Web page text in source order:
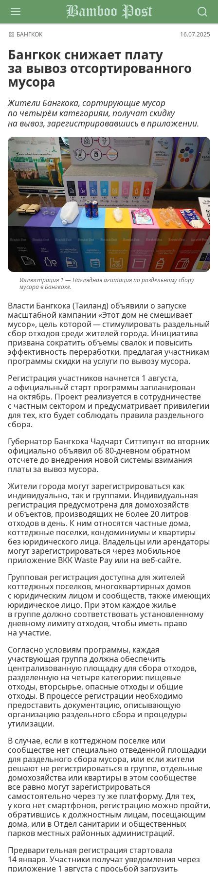
Bamboo Post
БАНГКОК 16.07.2025
Бангкок снижает плату
за вывоз отсортированного
мусора
Жители Бангкока, сортирующие мусор
по четырём категориям, получат скидку
на вывоз, зарегистрировавшись в приложении.
Наглядная агитация по раздельному сбору
мусора в Бангкоке.
Власти Бангкока (Таиланд) объявили о запуске
масштабной кампании «Этот дом не смешивает
мусор», цель которой — стимулировать раздельный
сбор отходов среди жителей города. Инициатива
призвана сократить объемы свалок и повысить
эффективность переработки, предлагая участникам
программы скидки на услуги по вывозу мусора.
Регистрация участников начнется 1 августа,
а официальный старт программы запланирован
на октябрь. Проект реализуется в сотрудничестве
с частным сектором и предусматривает привилегии
для тех, кто будет соблюдать правила раздельного
сбора.
Губернатор Бангкока Чадчарт Ситтипунт во вторник
официально объявил об 80-дневном обратном
отсчете до внедрения новой системы взимания
платы за вывоз мусора.
Жители города могут зарегистрироваться как
индивидуально, так и группами. Индивидуальная
регистрация предусмотрена для домохозяйств
и объектов, производящих не более 20 литров
отходов в день. К ним относятся частные дома,
коттеджные поселки, кондоминиумы и квартиры
без юридического лица. Владельцы или арендаторы
могут зарегистрироваться через мобильное
приложение BKK Waste Pay или на веб-сайте.
Групповая регистрация доступна для жителей
коттеджных поселков, многоквартирных домов
с юридическим лицом и сообществ, также имеющих
юридическое лицо. При этом каждое жилье
в группе должно соответствовать установленному
дневному лимиту отходов, чтобы иметь право
на участие.
Согласно условиям программы, каждая
участвующая группа должна обеспечить
централизованную площадку для сбора отходов,
разделенную на четыре категории: пищевые
отходы, вторсырье, опасные отходы и общие
отходы. В процессе регистрации необходимо
предоставить документацию, описывающую
организацию раздельного сбора и процедуры
утилизации.
В случае, если в коттеджном поселке или
сообществе нет специально отведенной площадки
для раздельного сбора мусора, или если жители
решают не регистрироваться в группе, отдельные
домохозяйства или квартиры в этом сообществе
все равно могут зарегистрироваться
самостоятельно через ту же платформу. Для тех,
у кого нет смартфонов, регистрацию можно пройти,
обратившись к должностным лицам, посещающим
дома, или в Отдел санитарии и общественных
парков местных районных администраций.
Предварительная регистрация стартовала
14 января. Участники получат уведомления через
приложение 1 августа с просьбой загрузить